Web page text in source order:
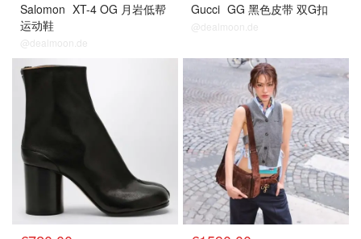
Salomon XT-4 OG 月岩低帮
运动鞋
@dealmoon.de
Gucci GG 黑色皮带 双G扣
@dealmoon.de